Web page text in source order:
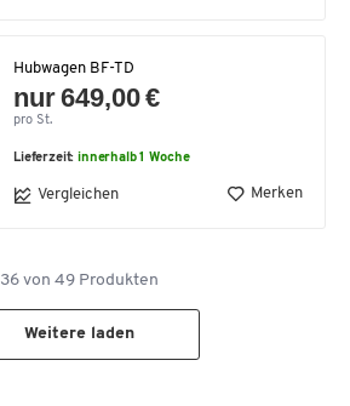
Hubwagen BF-TD
nur 649,00 €
pro St.
Lieferzeit:innerhalb 1 Woche
Vergleichen Merken
36von 49Produkten
Weitere laden